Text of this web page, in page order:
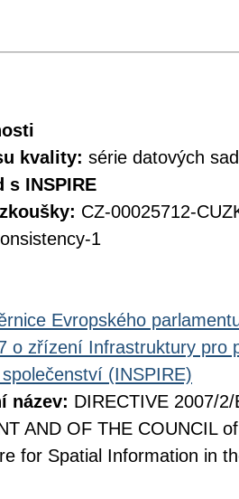
kvality: série datových sad
s INSPIRE
CZ-00025712-
1
Evropského
o zřízení Infrastruktury pro
(INSPIRE)
název: DIRECTIVE 2007/
AND OF THE COUNCIL
for Spatial Information in